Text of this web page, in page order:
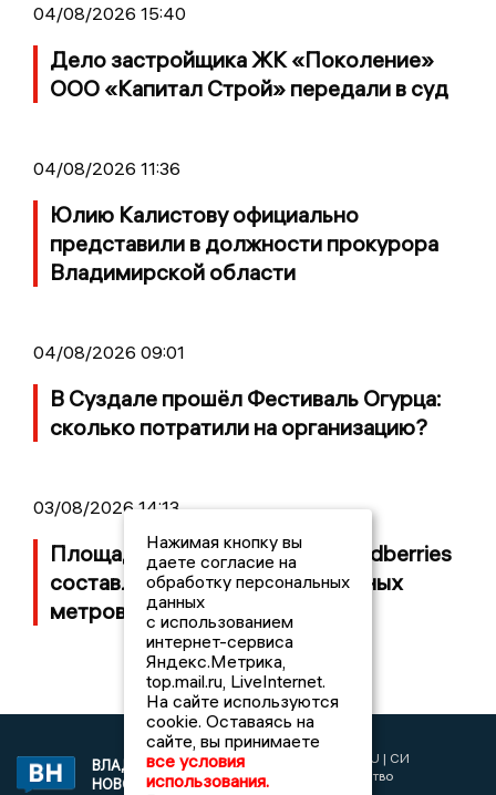
04/08/2026 15:40
Дело застройщика ЖК «Поколение»
ООО «Капитал Строй» передали в суд
04/08/2026 11:36
Юлию Калистову официально
представили в должности прокурора
Владимирской области
04/08/2026 09:01
В Суздале прошёл Фестиваль Огурца:
сколько потратили на организацию?
03/08/2026 14:13
Площадь пожара на складе Wildberries
составляет 100 тысяч квадратных
метров
ВЛАДИМИРСКИЕ
НОВОСТИ
2017 © NEWSVLADIMIR.RU | СИ
«Информационное агентство
Нажимая кнопку вы
даете согласие на
обработку персональных
данных
с использованием
интернет-сервиса
Яндекс.Метрика,
top.mail.ru, LiveInternet.
На сайте используются
cookie. Оставаясь на
сайте, вы принимаете
все условия
использования.